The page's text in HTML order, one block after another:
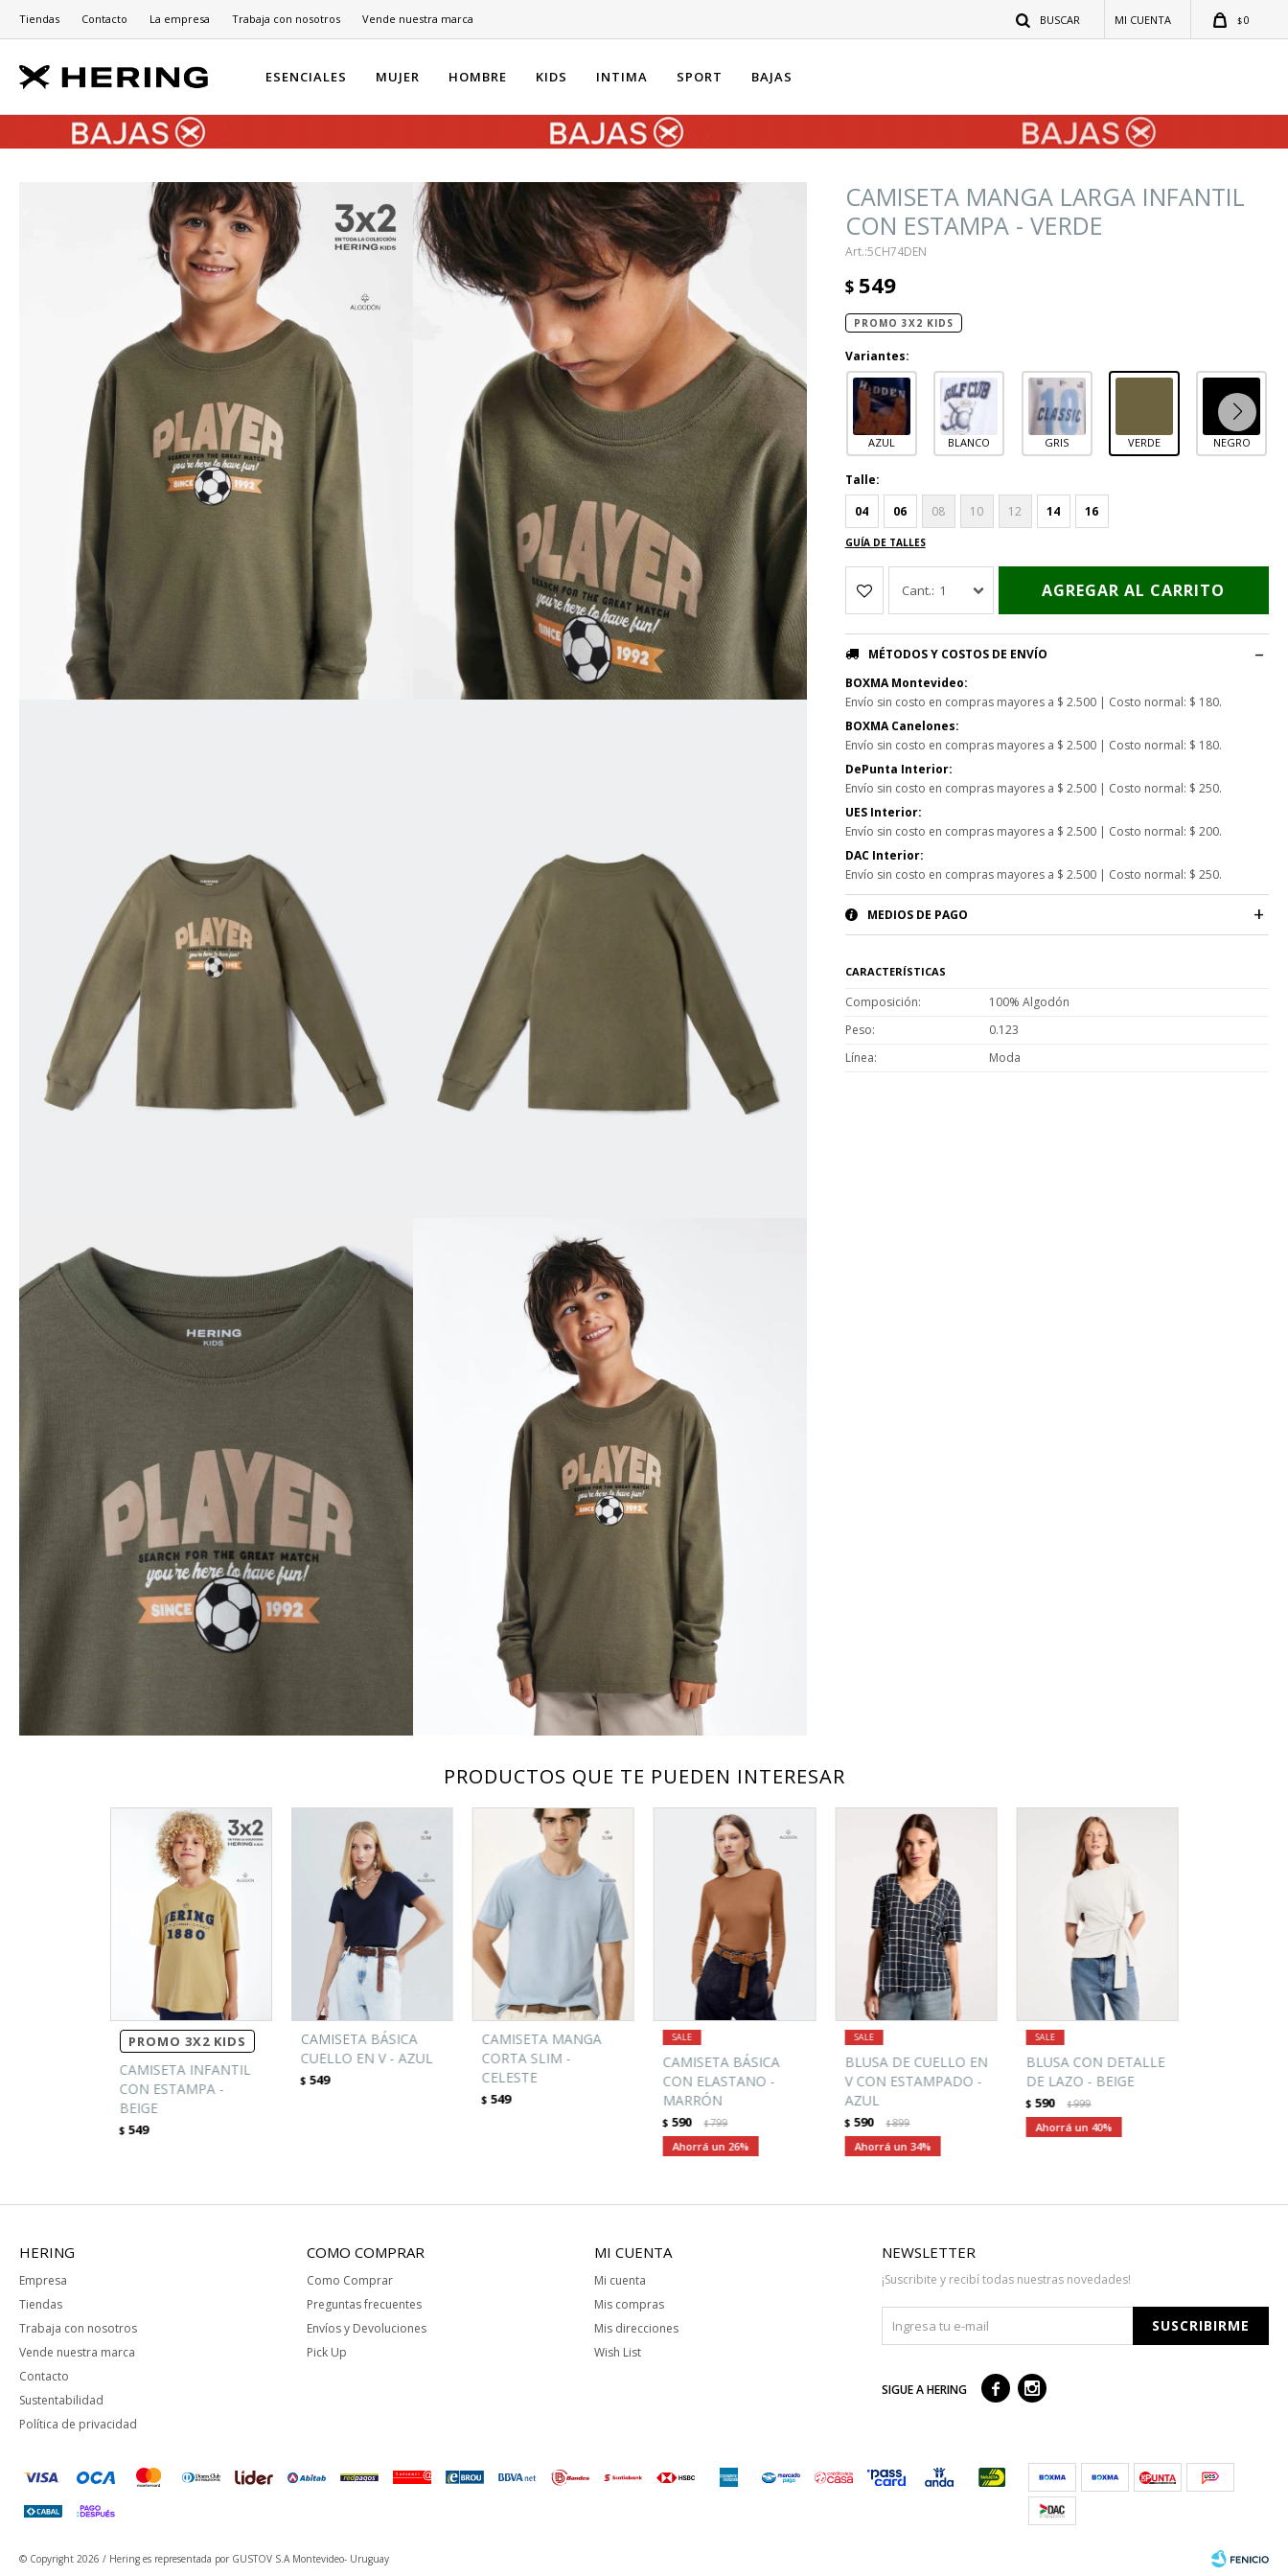
ESENCIALES MUJER HOMBRE KIDS INTIMA SPORT BAJAS
$0
Tiendas Contacto La empresa Trabaja con nosotros Vende nuestra marca
CAMISETA MANGA LARGA INFANTIL
CON ESTAMPA - VERDE
5CH74DEN
$ 549
PROMO 3X2 KIDS
Variantes:
AZUL BLANCO GRIS VERDE NEGRO
Talle:
04
06 08 10 12 14 16
GUÍA DE TALLES
1 AGREGAR AL CARRITO
MÉTODOS Y COSTOS DE ENVÍO
BOXMA Montevideo:
Envío sin costo en compras mayores a $ 2.500 | Costo normal: $ 180.
BOXMA Canelones:
Envío sin costo en compras mayores a $ 2.500 | Costo normal: $ 180.
DePunta Interior:
Envío sin costo en compras mayores a $ 2.500 | Costo normal: $ 250.
UES Interior:
Envío sin costo en compras mayores a $ 2.500 | Costo normal: $ 200.
DAC Interior:
Envío sin costo en compras mayores a $ 2.500 | Costo normal: $ 250.
MEDIOS DE PAGO
CARACTERÍSTICAS
Composición
100% Algodón
Peso
0.123
Línea
Moda
PRODUCTOS QUE TE PUEDEN INTERESAR
PROMO 3X2 KIDS
CAMISETA INFANTIL
CON ESTAMPA -
BEIGE
$ 549
CAMISETA BÁSICA
CUELLO EN V - AZUL
$ 549
CAMISETA MANGA
CORTA SLIM -
CELESTE
$ 549
CAMISETA BÁSICA
CON ELASTANO -
MARRÓN
$ 590 $799
26
BLUSA DE CUELLO EN
V CON ESTAMPADO -
AZUL
$ 590 $899
34
BLUSA CON DETALLE
DE LAZO - BEIGE
$ 590 $999
40
HERING
Empresa
Tiendas
Trabaja con nosotros
Vende nuestra marca
Contacto
Sustentabilidad
Política de privacidad
COMO COMPRAR
Como Comprar
Preguntas frecuentes
Envíos y Devoluciones
Pick Up
MI CUENTA
Mi cuenta
Mis compras
Mis direcciones
Wish List
NEWSLETTER
¡Suscribite y recibí todas nuestras novedades!
SUSCRIBIRME
SIGUE A HERING  
© Copyright 2026 / Hering es representada por GUSTOV S.A Montevideo- Uruguay